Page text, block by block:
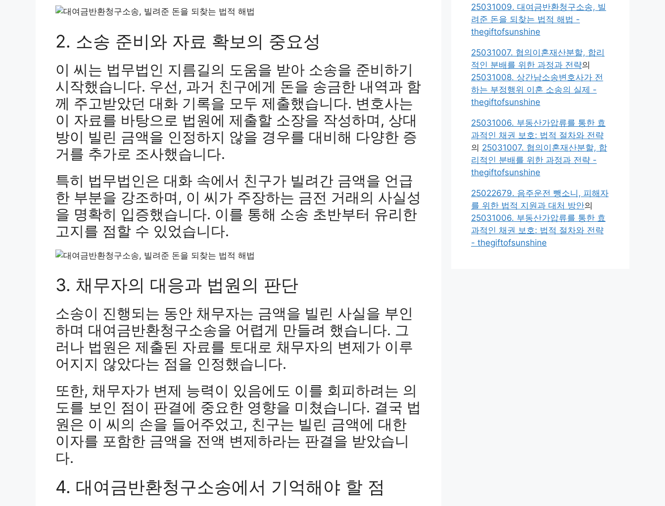
2. 소송 준비와 자료 확보의 중요성
이 씨는 법무법인 지름길의 도움을 받아 소송을 준비하기
시작했습니다. 우선, 과거 친구에게 돈을 송금한 내역과 함
께 주고받았던 대화 기록을 모두 제출했습니다. 변호사는
이 자료를 바탕으로 법원에 제출할 소장을 작성하며, 상대
방이 빌린 금액을 인정하지 않을 경우를 대비해 다양한 증
거를 추가로 조사했습니다.
특히 법무법인은 대화 속에서 친구가 빌려간 금액을 언급
한 부분을 강조하며, 이 씨가 주장하는 금전 거래의 사실성
을 명확히 입증했습니다. 이를 통해 소송 초반부터 유리한
고지를 점할 수 있었습니다.
3. 채무자의 대응과 법원의 판단
소송이 진행되는 동안 채무자는 금액을 빌린 사실을 부인
하며 대여금반환청구소송을 어렵게 만들려 했습니다. 그
러나 법원은 제출된 자료를 토대로 채무자의 변제가 이루
어지지 않았다는 점을 인정했습니다.
또한, 채무자가 변제 능력이 있음에도 이를 회피하려는 의
도를 보인 점이 판결에 중요한 영향을 미쳤습니다. 결국 법
원은 이 씨의 손을 들어주었고, 친구는 빌린 금액에 대한
이자를 포함한 금액을 전액 변제하라는 판결을 받았습니
다.
4. 대여금반환청구소송에서 기억해야 할 점
25031009. 대여금반환청구소송, 빌
려준 돈을 되찾는 법적 해법 -
thegiftofsunshine
25031007. 협의이혼재산분할, 합리
적인 분배를 위한 과정과 전략의
25031008. 상간남소송변호사가 전
하는 부정행위 이혼 소송의 실제 -
thegiftofsunshine
25031006. 부동산가압류를 통한 효
과적인 채권 보호: 법적 절차와 전략
의 25031007. 협의이혼재산분할, 합
리적인 분배를 위한 과정과 전략 -
thegiftofsunshine
25022679. 음주운전 뺑소니, 피해자
를 위한 법적 지원과 대처 방안의
25031006. 부동산가압류를 통한 효
과적인 채권 보호: 법적 절차와 전략
- thegiftofsunshine